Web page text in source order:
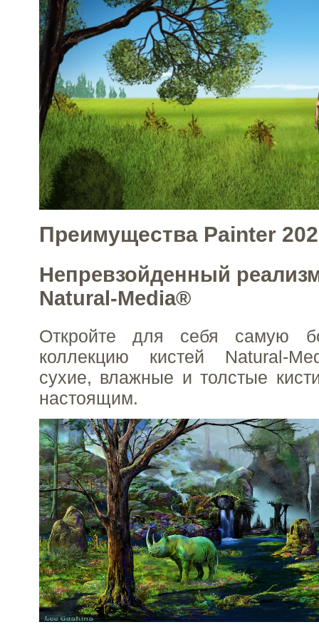
Преимущества Painter
Непревзойденный
Natural-Media®
Откройте для себя самую
коллекцию кистей Natural-
сухие, влажные и толстые
настоящим.